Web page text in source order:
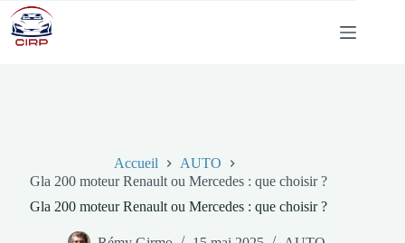
Passer
au
contenu
Accueil
AUTO
Gla 200 moteur Renault ou Mercedes : que choisir ?
Gla 200 moteur Renault ou Mercedes : que choisir ?